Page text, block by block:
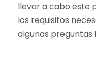
llevar a cabo este
los requisitos
algunas preguntas